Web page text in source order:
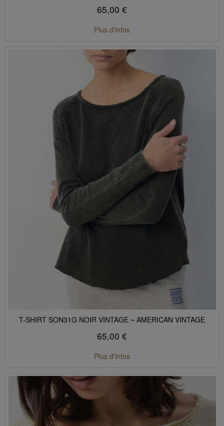
65,00 €
Plus d'infos
T-SHIRT SON31G NOIR VINTAGE ~ AMERICAN VINTAGE
65,00 €
Plus d'infos